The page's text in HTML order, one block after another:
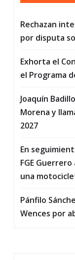
Rechazan
por disputa
Exhorta el
el Programa
Joaquín
Morena y
2027
En
FGE
una
Pánfilo
Wences por